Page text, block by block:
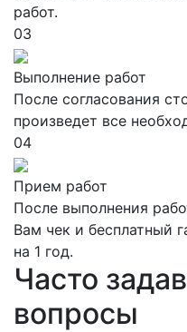
работ.
03
Выполнение работ
После согласования
произведет все
04
Прием работ
После выполнения
Вам чек и бесплатный
на 1 год.
Часто
вопросы